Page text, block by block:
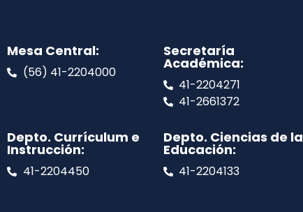
Mesa Central:
(56) 41-2204000
Secretaría
Académica:
41-2204271
41-2661372
Depto. Currículum e
Instrucción:
41-2204450
Depto. Ciencias de la
Educación:
41-2204133